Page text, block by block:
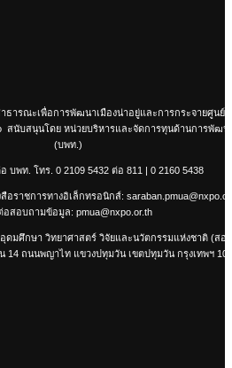
ธารณะเพื่อการพัฒนาเมืองน่าอยู่และการกระจายศูนย์
สนับสนุนโดย หน่วยบริหารและจัดการทุนด้านการพัฒ
(บพท.)
บพท. โทร. 0 2109 5432 ต่อ 811 | 0 2160 5438
อราชการทางอิเล็กทรอนิกส์:
อสอบถามข้อมูล: pmua@nxpo.or.th
ดมศึกษา วิทยาศาสตร์ วิจัยและนวัตกรรมแห่งชาติ (สอ
14 ถนนพญาไท แขวงปทุมวัน เขตปทุมวัน กรุงเทพฯ